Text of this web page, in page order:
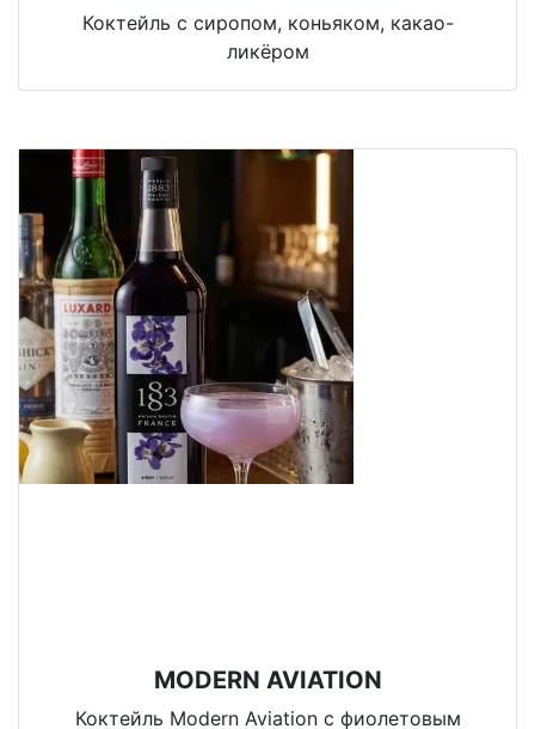
Коктейль с сиропом, коньяком, какао-
ликёром
MODERN AVIATION
Коктейль Modern Aviation с фиолетовым